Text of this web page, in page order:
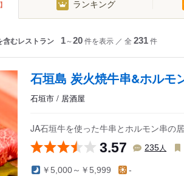
ランキング
含むレストラン 1～20件を表示 ／ 全 231件
石垣島 炭火焼牛串&ホルモ
石垣市 / 居酒屋
JA石垣牛を使った牛串とホルモン串の居
3.57 235人
￥5,000～￥5,999 -